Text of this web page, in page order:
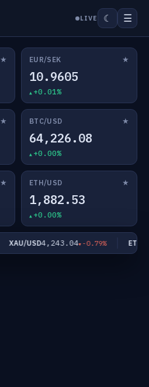
LIVE ☾ ☰
★ EUR/SEK ★
10.9605
+0.01%
★ BTC/USD ★
64,226.08
+0.00%
★ ETH/USD ★
1,882.53
+0.00%
XAU/USD4,243.04 -0.79% ETH/